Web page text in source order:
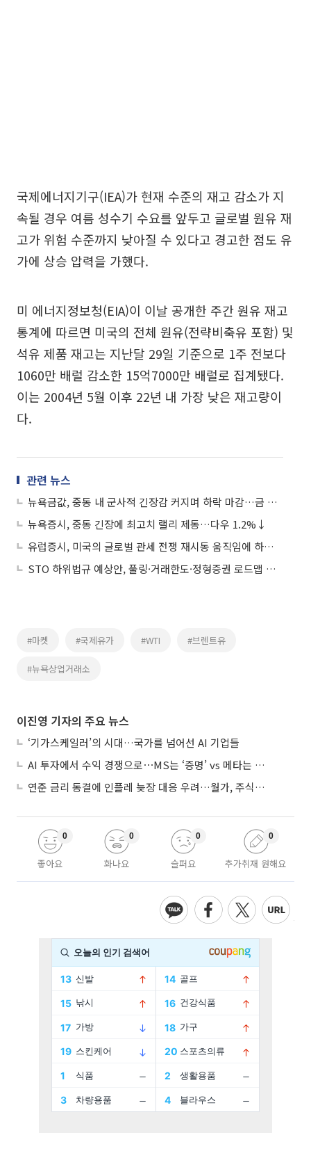
국제에너지기구(IEA)가 현재 수준의 재고 감소가 지
속될 경우 여름 성수기 수요를 앞두고 글로벌 원유 재
고가 위험 수준까지 낮아질 수 있다고 경고한 점도 유
가에 상승 압력을 가했다.
미 에너지정보청(EIA)이 이날 공개한 주간 원유 재고
통계에 따르면 미국의 전체 원유(전략비축유 포함) 및
석유 제품 재고는 지난달 29일 기준으로 1주 전보다
1060만 배럴 감소한 15억7000만 배럴로 집계됐다.
이는 2004년 5월 이후 22년 내 가장 낮은 재고량이
다.
관련 뉴스
뉴욕금값, 중동 내 군사적 긴장감 커지며 하락 마감…금 선물 1.17%↓
뉴욕증시, 중동 긴장에 최고치 랠리 제동…다우 1.2%↓
유럽증시, 미국의 글로벌 관세 전쟁 재시동 움직임에 하락 마감…스톡스600 0.66%↓
STO 하위법규 예상안, 풀링·거래한도·정형증권 로드맵 제시
#마켓 #국제유가 #WTI #브렌트유
#뉴욕상업거래소
이진영 기자의 주요 뉴스
‘기가스케일러’의 시대…국가를 넘어선 AI 기업들
AI 투자에서 수익 경쟁으로⋯MS는 ‘증명’ vs 메타는 ‘숙제’
연준 금리 동결에 인플레 늦장 대응 우려…월가, 주식도 채권도 던졌다
좋아요
0
화나요
0
슬퍼요
0
추가취재 원해요
0